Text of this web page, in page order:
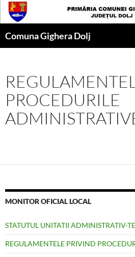
Skip
to
Comuna Gighera Dolj
PROCEDURILE
MONITOR OFICIAL LOCAL
STATUTUL UNITATII ADMINISTRATIV-
REGULAMENTELE PRIVIND